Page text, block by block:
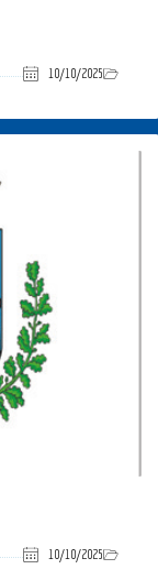
10/10/2025
10/10/2025